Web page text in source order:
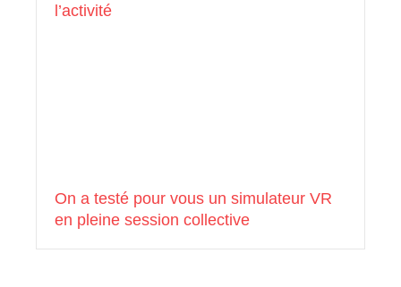
l’activité
On a testé pour vous un simulateur VR
en pleine session collective